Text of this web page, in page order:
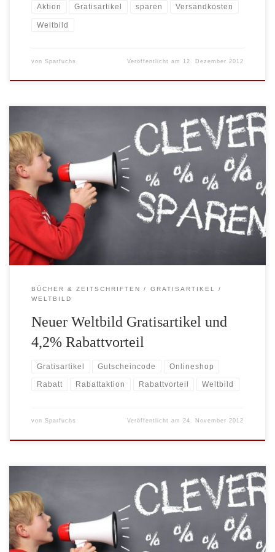
Aktion Gratisartikel sparen Versandkosten
Weltbild
von Sparfuchs Veröffentlicht am 12. Dezember 2012
Erneut hält Weltbild für seine Kunden im Onlineshop einen
Gratisartikel bereit. Bis Ende Dezember können Sie mit einer
Bestellnummer (kein Gutscheincode!) die Einkaufstasche „Jumbo“
mit integriertem Kühlfach kostenlos Mitbestellen. Ist der Ansturm
jedoch zu groß, kann die Aktion auch vorzeitig beendet werden
sobald der Vorrat bei Weltbild erschöpft ist. * […]
BÜCHER & ZEITSCHRIFTEN
GRATISARTIKEL
WELTBILD
Neuer Weltbild Gratisartikel und
4,2% Rabattvorteil
Gratisartikel Gutscheincode Onlineshop
Rabatt Rabattaktion Rabattvorteil Weltbild
von Sparfuchs Veröffentlicht am 24. November 2012
Mit den beiden aktuellen Rabattaktionen erhalten Sie 15% Rabatt
auf die Kategorien Kalender, Hörbücher und Spielwaren bei
buch.de. Die beiden Gutscheine werden über die beiden
Aktionslinks automatisch aktiviert und der Rabatt im Warenkorb